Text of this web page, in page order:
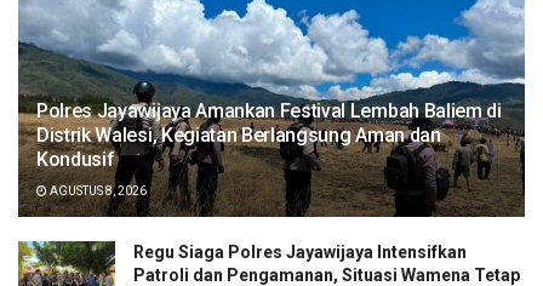
Polres Jayawijaya Amankan Festival Lembah Baliem di
Distrik Walesi, Kegiatan Berlangsung Aman dan
Kondusif
AGUSTUS 8, 2026
Regu Siaga Polres Jayawijaya Intensifkan
Patroli dan Pengamanan, Situasi Wamena Tetap